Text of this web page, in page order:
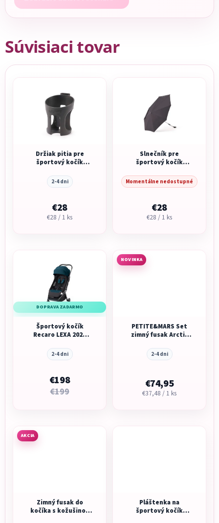
Súvisiaci tovar
Držiak pitia pre
športový kočík
Elite
2-4 dni
€28
Jednotková
€28 / 1 ks
Slnečník pre
športový kočík
ELITE
Momentálne nedostupné
€28
Jednotková
€28 / 1 ks
DOPRAVA ZADARMO
Športový kočík
Recaro LEXA 2026
2-4 dni
€198
€199
NOVINKA
PETITE&MARS Set
zimný fusak Arctic
kočík Furry
2-4 dni
€74,95
Jednotková
€37,48 / 1 ks
AKCIA
Zimný fusak do
kočíka s kožušinou
Pláštenka na
športový kočík